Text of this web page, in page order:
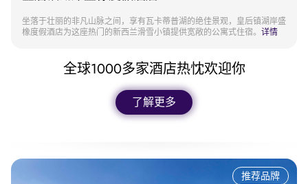
坐落于壮丽的非凡山脉之间，享有瓦卡蒂普湖的绝佳景观，皇后镇湖岸盛
橡度假酒店为这座热门的新西兰滑雪小镇提供宽敞的公寓式住宿。 详情
全球1000多家酒店热忱欢迎你
了解更多
推荐品牌